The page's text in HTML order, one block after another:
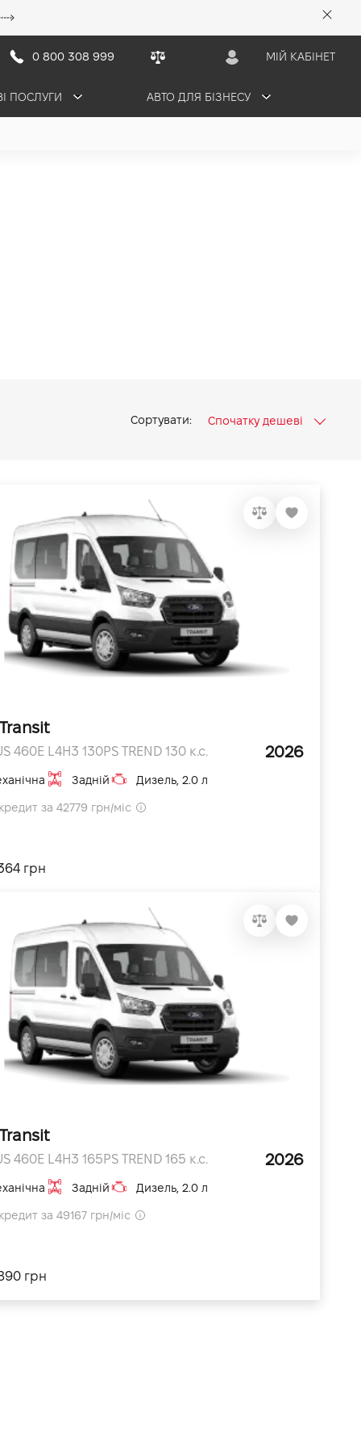
0 800 308 999 МІЙ КАБІНЕТ
ПОСЛУГИ АВТО ДЛЯ БІЗНЕСУ
Сортувати: Спочатку дешеві
460E L4H3 130PS TREND 130 к.с. 2026
Задній Дизель, 2.0 л
за 42779 грн/міс
грн
460E L4H3 165PS TREND 165 к.с. 2026
Задній Дизель, 2.0 л
за 49167 грн/міс
грн